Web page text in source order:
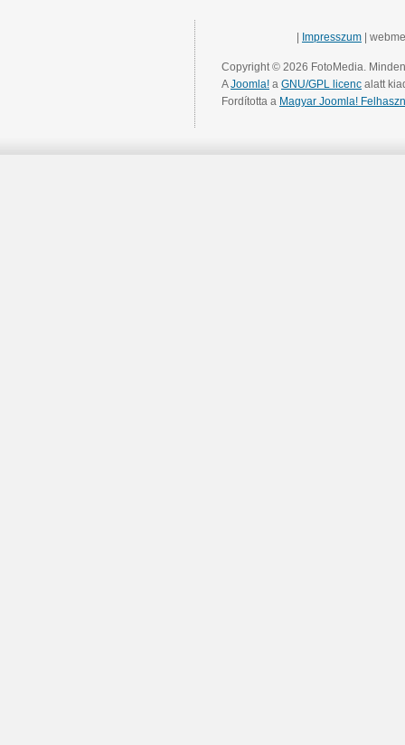
Impresszum |
Copyright © 2026 FotoMedia.
AJoomla! a GNU/GPL licenc alatt
Fordította a Magyar Joomla!